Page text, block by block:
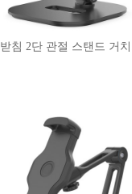
받침 2단 관절 스탠드 거치..